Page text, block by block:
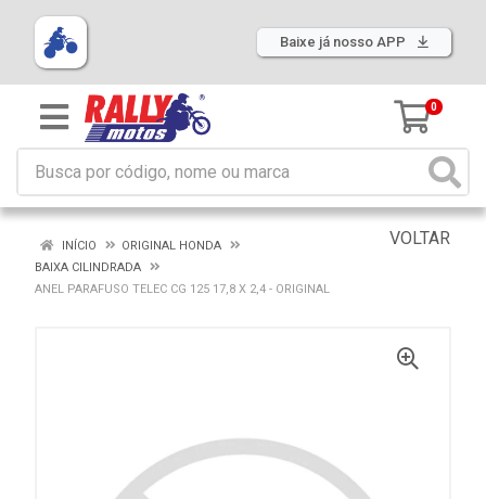
Baixe já nosso APP
0
VOLTAR
INÍCIO
ORIGINAL HONDA
BAIXA CILINDRADA
ANEL PARAFUSO TELEC CG 125 17,8 X 2,4 - ORIGINAL